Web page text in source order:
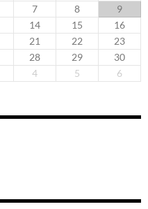
7 8
9
14 15
16
21 22
23
28 29
30
4 5 6